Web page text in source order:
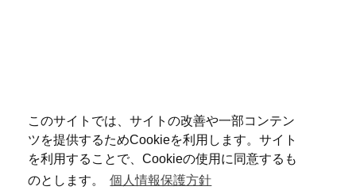
このサイトでは、サイトの改善や一部コンテン
ツを提供するためCookieを利用します。サイト
を利用することで、Cookieの使用に同意するも
のとします。
個人情報保護方針